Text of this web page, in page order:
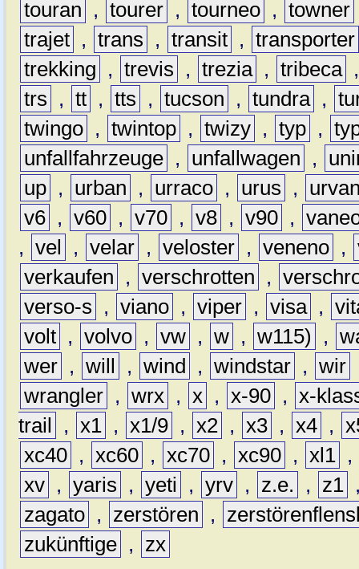
touran , tourer , tourneo , towner
trajet , trans , transit , transporter
trekking
, trevis , trezia , tribeca
trs
, tt , tts , tucson , tundra ,
twingo , twintop , twizy , typ ,
unfallfahrzeuge , unfallwagen ,
up , urban , urraco , urus ,
v6 , v60 , v70 , v8 , v90 ,
, vel , velar , veloster , veneno ,
verkaufen
, verschrotten ,
verso-s
, viano , viper , visa ,
volt , volvo , vw , w , w115) ,
wer , will , wind , windstar , wir
wrangler , wrx , x , x-90 , x-
trail
, x1 , x1/9 , x2 , x3 , x4 ,
xc40 , xc60 , xc70 , xc90 , xl1 ,
xv , yaris , yeti , yrv , z.e. , z1
zagato , zerstören ,
zukünftige , zx